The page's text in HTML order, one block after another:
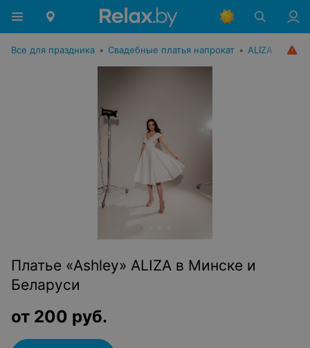
Все для праздника • Свадебные платья напрокат • ALIZA
Платье «Ashley» ALIZA в Минске и
Беларуси
от 200 руб.